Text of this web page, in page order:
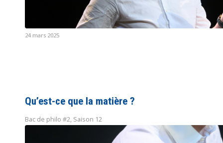
24 mars 2025
Qu’est-ce que la matière ?
Bac de philo #2, Saison 12